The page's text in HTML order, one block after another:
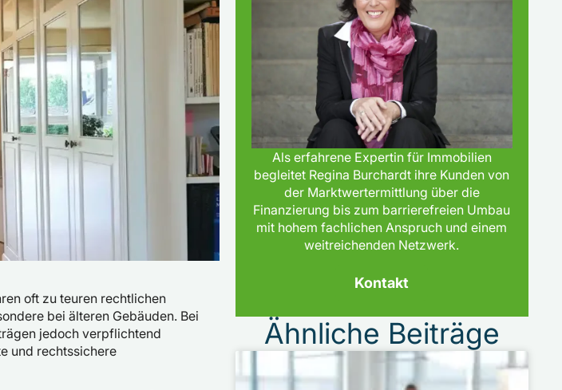
Als erfahrene Expertin für Immobilien
begleitet Regina Burchardt ihre Kunden von
der Marktwertermittlung über die
Finanzierung bis zum barrierefreien Umbau
mit hohem fachlichen Anspruch und einem
weitreichenden Netzwerk.
Kontakt
Ähnliche Beiträge
oft zu teuren rechtlichen
bei älteren Gebäuden. Bei
jedoch verpflichtend
und rechtssichere